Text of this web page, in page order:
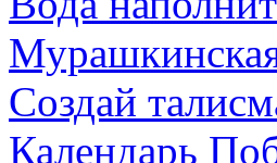
Создай
Календарь